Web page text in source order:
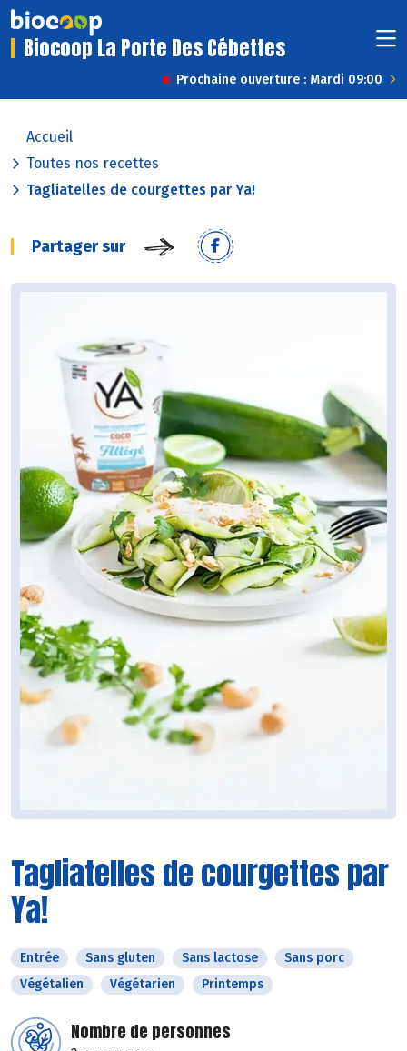
Biocoop La Porte Des Cébettes
Prochaine ouverture : Mardi 09:00
Accueil
Toutes nos recettes
Tagliatelles de courgettes par Ya!
Partager sur
Tagliatelles de courgettes par
Ya!
Entrée Sans gluten Sans lactose
Sans porc
Végétalien
Végétarien Printemps
Nombre de personnes